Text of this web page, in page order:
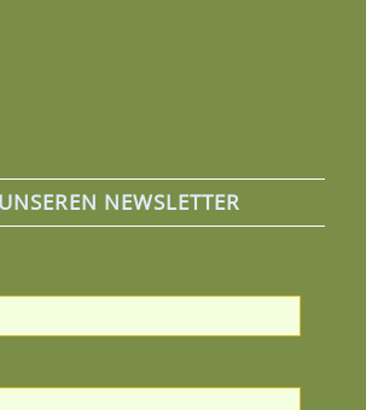
NEWSLETTER